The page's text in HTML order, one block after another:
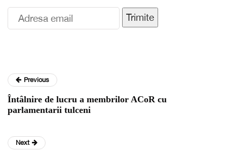
Trimite
Previous
Întâlnire de lucru a membrilor ACoR cu
parlamentarii tulceni
Next